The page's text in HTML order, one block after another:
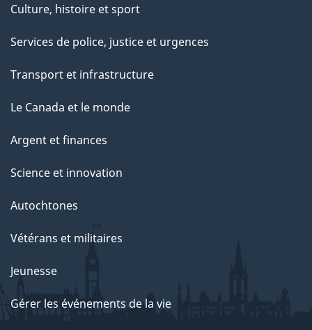
Culture, histoire et sport
Services de police, justice et urgences
Transport et infrastructure
Le Canada et le monde
Argent et finances
Science et innovation
Autochtones
Vétérans et militaires
Jeunesse
Gérer les événements de la vie